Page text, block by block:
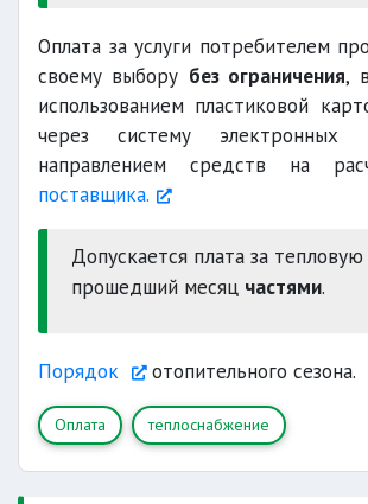
0,1 процента
Оплата за услуги потребителем
своему выбору без ограничения,
использованием пластиковой
через систему электронных
направлением средств на
поставщика.
Допускается плата за
прошедший месяц частями.
Порядок отопительного сезона.
Оплата теплоснабжение